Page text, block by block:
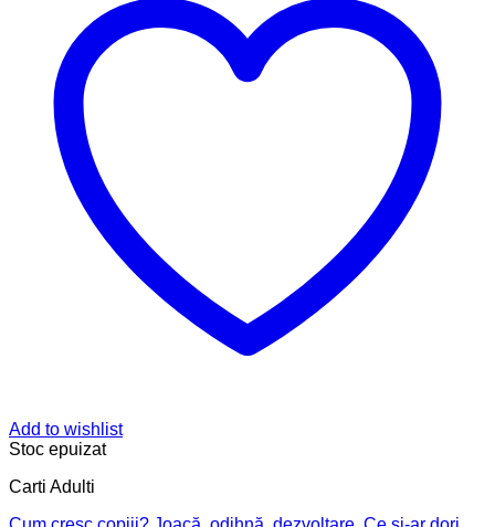
Add to wishlist
Stoc epuizat
Carti Adulti